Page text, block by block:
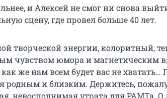
и Алексей не смог ни снова
сцену, где провел больше 40 лет.
творческой энергии, колоритный,
чувством юмора и магнетическим
как же нам всем будет вас не хватать…
родным и близким. Держитесь,
невосполнимая утрата для РАМТа. О